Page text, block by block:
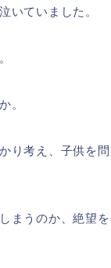
いていました。
。
り考え、子供を
まうのか、絶望